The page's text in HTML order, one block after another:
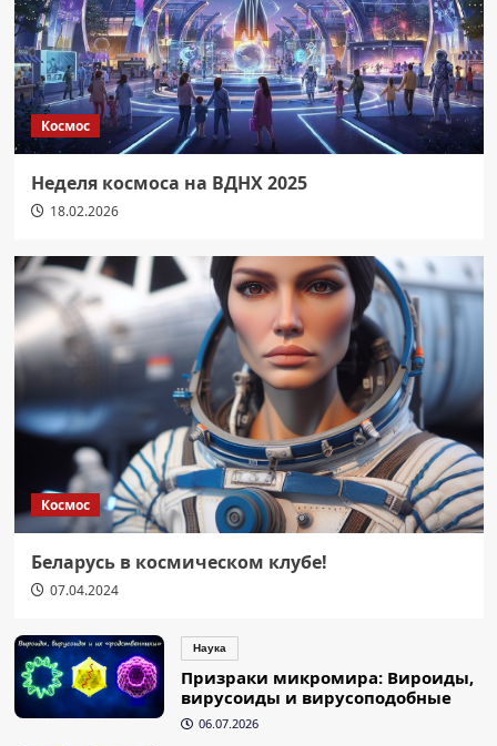
Космос
Неделя космоса на ВДНХ 2025
18.02.2026
Космос
Беларусь в космическом клубе!
07.04.2024
Наука
Призраки микромира: Вироиды,
вирусоиды и вирусоподобные
06.07.2026